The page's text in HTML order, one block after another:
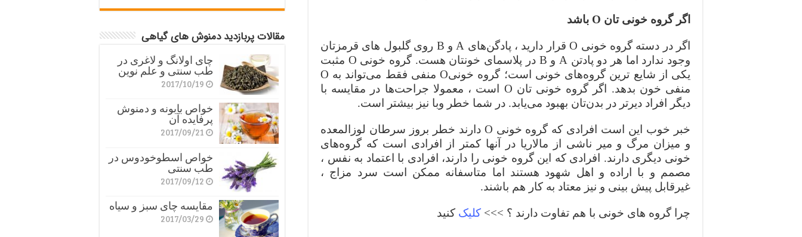
اگر گروه خونی تان‌ O باشد
اگر در دسته گروه خونی‌ O قرار دارید ، پادگن‌های‌ A و B روی گلبول های قرمزتان
وجود ندارد اما هر دو پادتن‌ A و ‌B در پلاسمای خونتان هست. گروه خونی O مثبت
یکی از شایع ترین گروه‌های خونی است؛ گروه خونی‌O منفی فقط می‌تواند به O
منفی خون بدهد. اگر گروه خونی تان‌ O است ، معمولا جراحت‌ها در مقایسه با
دیگر افراد دیرتر در بدن‌تان بهبود می‌یابد. در شما خطر وبا نیز بیشتر است.
خبر خوب این است افرادی که گروه خونی‌ O دارند خطر بروز سرطان لوزالمعده
و میزان مرگ و میر ناشی از مالاریا در آنها کمتر از افرادی است که گروه‌های
خونی دیگری دارند. افرادی که این گروه خونی را دارند، افرادی با اعتماد به نفس ،
مصمم و با اراده و اهل شهود هستند اما متاسفانه ممکن است سرد مزاج ،
غیرقابل پیش‌ بینی و نیز معتاد به کار هم باشند.
چرا گروه های خونی با هم تفاوت دارند ؟ >>> کلیک کنید
مقالات پربازدید دمنوش های گیاهی
چای اولانگ و لاغری در
طب سنتی و علم نوین
2017/10/19
خواص بابونه و دمنوش
پرفایده آن
2017/09/21
خواص اسطوخودوس در
طب سنتی
2017/09/12
مقایسه چای سبز و سیاه
2017/03/29